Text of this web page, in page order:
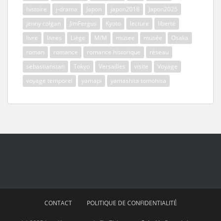
histoire
j-drama Japon japon2018
Japon2025
jenny colgan
JimFergus Kyoto lecture
liberté
livre
livres Liège M/M musee musée
Osaka
roman
romance romance historique
réseau
sebastianstan
Tokyo Versailles visite
Voyage
voyage temporel
yamapi yamashita tomohisa
CONTACT POLITIQUE DE CONFIDENTIALITÉ